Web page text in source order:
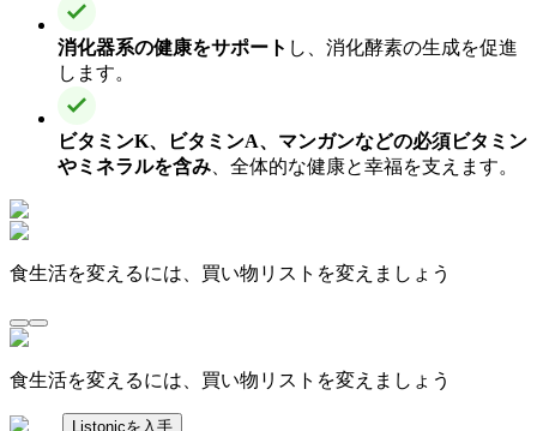
消化器系の健康をサポート し、消化酵素の生成を促進
します。
ビタミンK、ビタミンA、マンガンなどの必須ビタミン
やミネラルを含み 、全体的な健康と幸福を支えます。
食生活を変えるには、買い物リストを変えましょう
食生活を変えるには、買い物リストを変えましょう
Listonicを入手